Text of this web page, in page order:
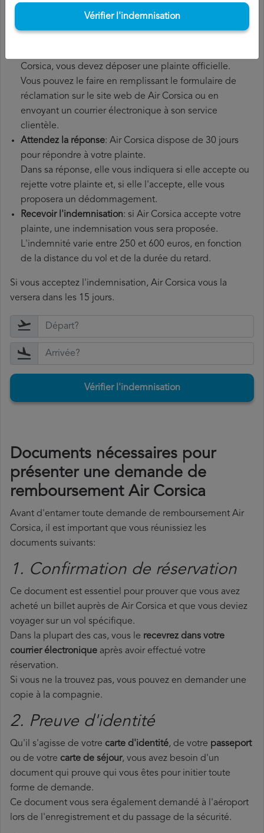
Corsica, vous devez déposer une plainte officielle.
Vous pouvez le faire en remplissant le formulaire de
réclamation sur le site web de Air Corsica ou en
envoyant un courrier électronique à son service
clientèle.
Attendez la réponse: Air Corsica dispose de 30 jours
pour répondre à votre plainte.
Dans sa réponse, elle vous indiquera si elle accepte ou
rejette votre plainte et, si elle l'accepte, elle vous
proposera un dédommagement.
Recevoir l'indemnisation: si Air Corsica accepte votre
plainte, une indemnisation vous sera proposée.
L'indemnité varie entre 250 et 600 euros, en fonction
de la distance du vol et de la durée du retard.
Si vous acceptez l'indemnisation, Air Corsica vous la
versera dans les 15 jours.
Vérifier l'indemnisation
Documents nécessaires pour
présenter une demande de
remboursement Air Corsica
Avant d'entamer toute demande de remboursement Air
Corsica, il est important que vous réunissiez les
documents suivants:
1. Confirmation de réservation
Ce document est essentiel pour prouver que vous avez
acheté un billet auprès de Air Corsica et que vous deviez
voyager sur un vol spécifique.
Dans la plupart des cas, vous le recevrez dans votre
courrier électronique après avoir effectué votre
réservation.
Si vous ne la trouvez pas, vous pouvez en demander une
copie à la compagnie.
2. Preuve d'identité
Qu'il s'agisse de votre carte d'identité, de votre passeport
ou de votre carte de séjour, vous avez besoin d'un
document qui prouve qui vous êtes pour initier toute
forme de demande.
Ce document vous sera également demandé à l'aéroport
lors de l'enregistrement et du passage de la sécurité.
Vérifier l'indemnisation